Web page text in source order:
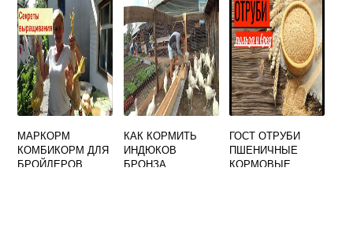
МАРКОРМ
КОМБИКОРМ ДЛЯ
БРОЙЛЕРОВ
КАК КОРМИТЬ
ИНДЮКОВ
БРОНЗА
ГОСТ ОТРУБИ
ПШЕНИЧНЫЕ
КОРМОВЫЕ